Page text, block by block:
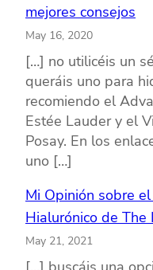
mejores consejos
May 16, 2020
[…] no utilicéis un
queráis uno para
recomiendo el
Estée Lauder y el
Posay. En los
uno […]
Mi Opinión sobre
Hialurónico de The
May 21, 2021